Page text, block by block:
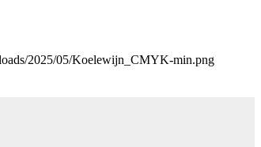
2025/05/Koelewijn_CMYK-min.png